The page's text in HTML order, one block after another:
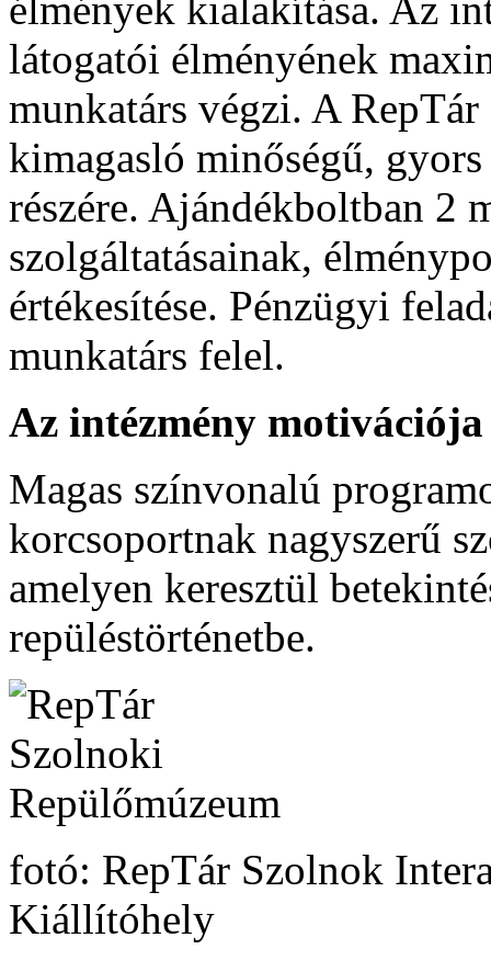
látogatói élményének
munkatárs végzi. A
kimagasló minőségű,
részére. Ajándékboltban 2
szolgáltatásainak,
értékesítése. Pénzügyi
munkatárs felel.
Az intézmény motivációja
Magas színvonalú
korcsoportnak nagyszerű
amelyen keresztül
repüléstörténetbe.
fotó: RepTár Szolnok
Kiállítóhely